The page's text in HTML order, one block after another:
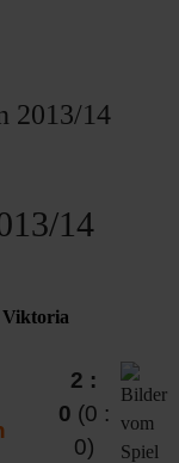
2013/14
14
Viktoria
2 :
0 (0 :
0)